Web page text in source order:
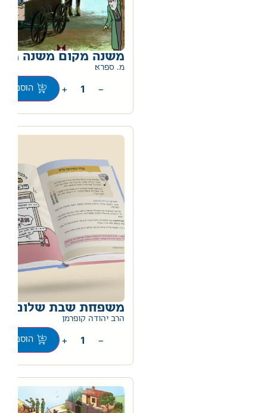
משנה מקום משנה
מ. ספרא
−
+ הוספה
משפחת שבת שלום
הרב יהודה קופרמן
−
+ הוספה